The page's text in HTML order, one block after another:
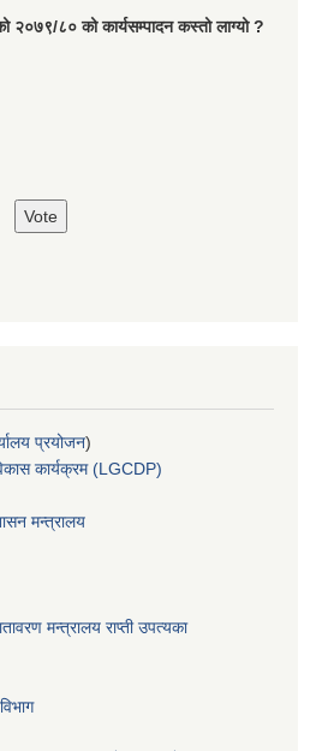
२०७९/८० को कार्यसम्पादन कस्तो लाग्यो ?
प्रयोजन)
कार्यक्रम (LGCDP)
मन्त्रालय
मन्त्रालय राप्ती उपत्यका